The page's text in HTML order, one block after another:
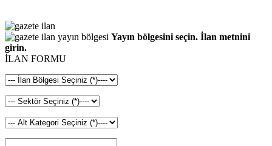
Yayın bölgesini seçin. İlan metnini
girin.
İLAN FORMU